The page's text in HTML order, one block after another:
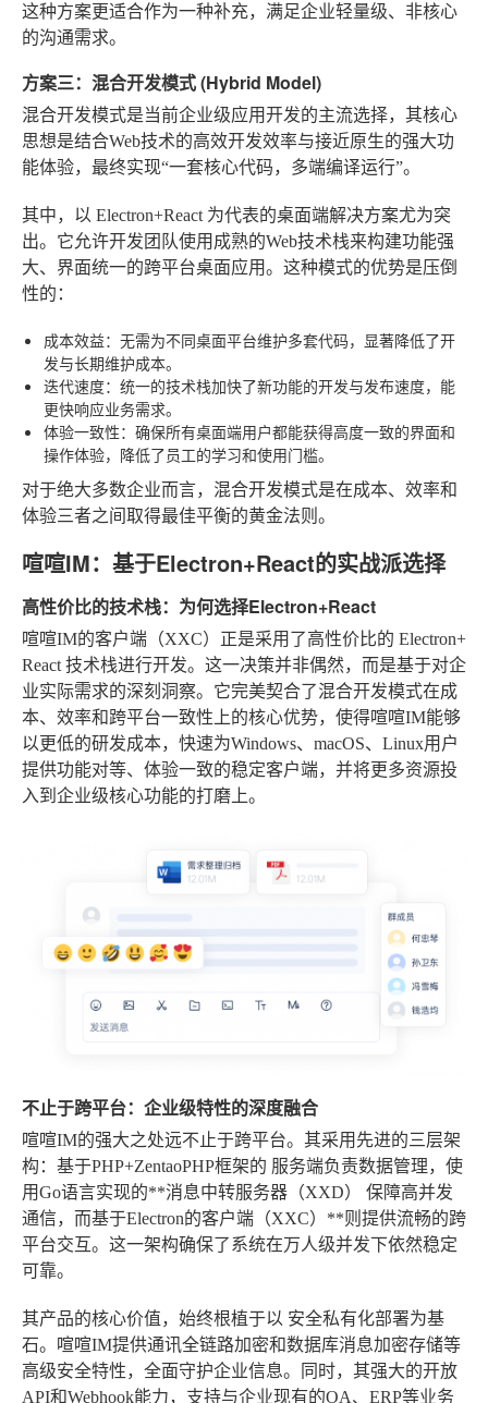
这种方案更适合作为一种补充，满足企业轻量级、非核心
的沟通需求。
方案三：混合开发模式 (Hybrid Model)
混合开发模式是当前企业级应用开发的主流选择，其核心
思想是结合Web技术的高效开发效率与接近原生的强大功
能体验，最终实现“一套核心代码，多端编译运行”。
其中，以 Electron+React 为代表的桌面端解决方案尤为突
出。它允许开发团队使用成熟的Web技术栈来构建功能强
大、界面统一的跨平台桌面应用。这种模式的优势是压倒
性的：
成本效益：无需为不同桌面平台维护多套代码，显著降低了开
发与长期维护成本。
迭代速度：统一的技术栈加快了新功能的开发与发布速度，能
更快响应业务需求。
体验一致性：确保所有桌面端用户都能获得高度一致的界面和
操作体验，降低了员工的学习和使用门槛。
对于绝大多数企业而言，混合开发模式是在成本、效率和
体验三者之间取得最佳平衡的黄金法则。
喧喧IM：基于Electron+React的实战派选择
高性价比的技术栈：为何选择Electron+React
喧喧IM的客户端（XXC）正是采用了高性价比的 Electron+
React 技术栈进行开发。这一决策并非偶然，而是基于对企
业实际需求的深刻洞察。它完美契合了混合开发模式在成
本、效率和跨平台一致性上的核心优势，使得喧喧IM能够
以更低的研发成本，快速为Windows、macOS、Linux用户
提供功能对等、体验一致的稳定客户端，并将更多资源投
入到企业级核心功能的打磨上。
不止于跨平台：企业级特性的深度融合
喧喧IM的强大之处远不止于跨平台。其采用先进的三层架
构：基于PHP+ZentaoPHP框架的 服务端负责数据管理，使
用Go语言实现的**消息中转服务器（XXD） 保障高并发
通信，而基于Electron的客户端（XXC）**则提供流畅的跨
平台交互。这一架构确保了系统在万人级并发下依然稳定
可靠。
其产品的核心价值，始终根植于以 安全私有化部署为基
石。喧喧IM提供通讯全链路加密和数据库消息加密存储等
高级安全特性，全面守护企业信息。同时，其强大的开放
API和Webhook能力，支持与企业现有的OA、ERP等业务